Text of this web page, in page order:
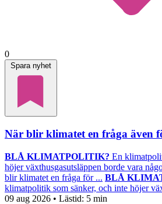
0
Spara nyhet
När blir klimatet en fråga även
BLÅ KLIMATPOLITIK? En
höjer växthusgasutsläppen borde vara
blir klimatet en fråga för ... BLÅ
klimatpolitik som sänker, och inte höjer
09 aug 2026 • Lästid: 5 min